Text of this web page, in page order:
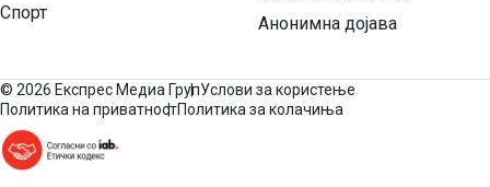
Спорт
Анонимна дојава
© 2026 Експрес Медиа ГрупУслови за користење
Политика на приватностПолитика за колачиња